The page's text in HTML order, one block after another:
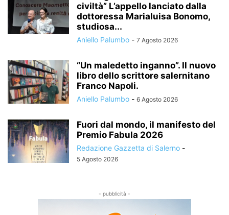
civiltà” L’appello lanciato dalla
dottoressa Marialuisa Bonomo,
studiosa...
Aniello Palumbo - 7 Agosto 2026
“Un maledetto inganno”. Il nuovo
libro dello scrittore salernitano
Franco Napoli.
Aniello Palumbo - 6 Agosto 2026
Fuori dal mondo, il manifesto del
Premio Fabula 2026
Redazione Gazzetta di Salerno -
5 Agosto 2026
- pubblicità -